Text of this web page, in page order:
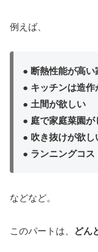
例えば、
● 断熱性能が高い
● キッチンは造作
● 土間が欲しい
● 庭で家庭菜園が
● 吹き抜けが欲し
● ランニングコ
などなど。
このパートは、 どん